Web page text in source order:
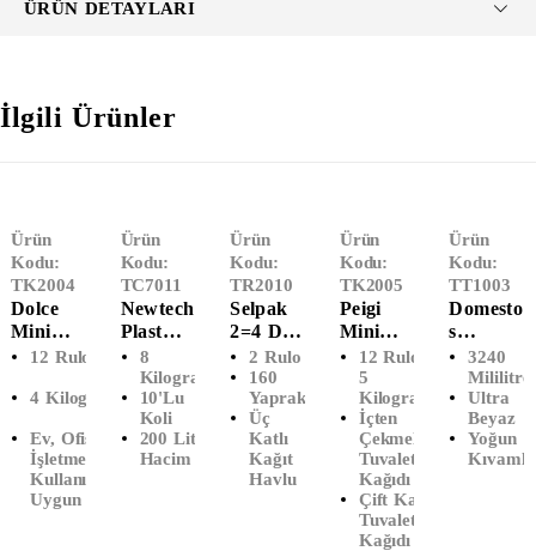
ÜRÜN DETAYLARI
İlgili Ürünler
Ürün
Kodu:
TK2004
Dolce
Mini
İçten
Tuvalet
(12'Li)
12 Rulo
4 Kilogram
Ev, Ofis,
İşletme
Kullanımına
Uygun
Ürün
Kodu:
TC7011
Newtech
Plast
Ağır
Sanayi
Çöp
Poşeti
Battal
Boy
8
Kilogram
10'Lu
Koli
200 Litre
Hacim
Ürün
Kodu:
TR2010
Selpak
2=4 Dev
Rulo
Kağıt
Havlu
(2'li)
2 Rulo
160
Yaprak
Üç
Katlı
Kağıt
Havlu
Ürün
Kodu:
TK2005
Peigi
Mini
İçten
Çekmeli
Tuvalet
Kağıdı
Çift
Katlı
(12'li)
12 Rulo -
5
Kilogram
İçten
Çekmeli
Tuvalet
Kağıdı
Çift Katlı
Tuvalet
Kağıdı
Ürün
Kodu:
TT1003
Domesto
S
Çamaşır
Suyu
Ultra
Beyaz
(3240
ML)
3240
Mililitre
Ultra
Beyaz
Yoğun
Kıvamlı